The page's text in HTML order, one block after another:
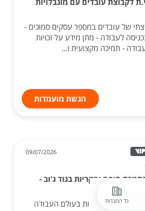
של עובדים במספר עסקים סמוכים -
לעבודה - מתן מידע על זכויות
- תמיכה מקצועית ו...
הגשת מועמדות
09/07/2026
חיפה והקריות בגוד ג'וב -
בתהליכי השתלבות בעולם העבודה
כל החברות